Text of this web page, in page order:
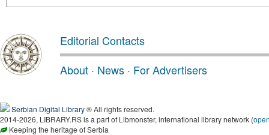
Editorial Contacts
About · News · For Advertisers
Serbian Digital Library® All rights reserved.
2014-2026, LIBRARY.RS is a part of Libmonster, international library network (
Keeping the heritage of Serbia